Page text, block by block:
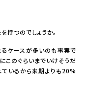
つのでしょうか。
ケースが多いのも事実で
このぐらいまでいけそうだ
いるから来期よりも20%